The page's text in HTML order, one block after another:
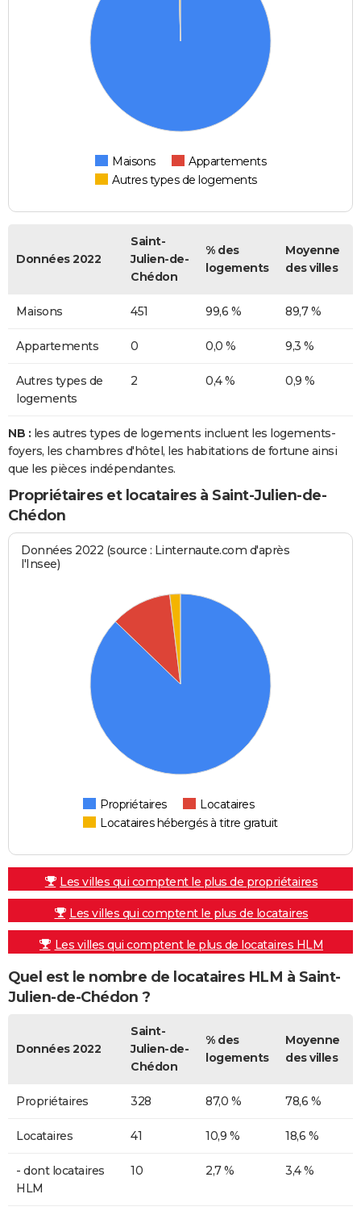
Maisons
Appartements
Autres types de logements
Données 2022
Saint-
Julien-de-
Chédon
% des
logements
Moyenne
des villes
Maisons 451 99,6 % 89,7 %
Appartements 0 0,0 % 9,3 %
Autres types de
logements
2 0,4 % 0,9 %
NB : les autres types de logements incluent les logements-
foyers, les chambres d'hôtel, les habitations de fortune ainsi
que les pièces indépendantes.
Propriétaires et locataires à Saint-Julien-de-
Chédon
Données 2022 (source : Linternaute.com d'après
l'Insee)
Propriétaires
Locataires
Locataires hébergés à titre gratuit
Les villes qui comptent le plus de propriétaires
Les villes qui comptent le plus de locataires
Les villes qui comptent le plus de locataires HLM
Quel est le nombre de locataires HLM à Saint-
Julien-de-Chédon ?
Données 2022
Saint-
Julien-de-
Chédon
% des
logements
Moyenne
des villes
Propriétaires 328 87,0 % 78,6 %
Locataires 41 10,9 % 18,6 %
- dont locataires
HLM
10 2,7 % 3,4 %